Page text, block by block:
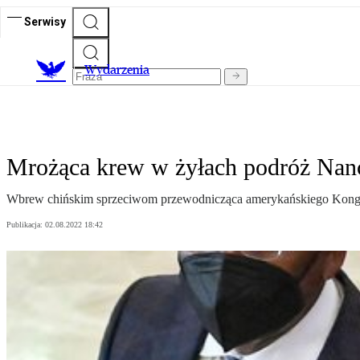
Serwisy
Wydarzenia
Mrożąca krew w żyłach podróż
Wbrew chińskim sprzeciwom przewodnicząca amerykańskiego
Publikacja: 02.08.2022 18:42